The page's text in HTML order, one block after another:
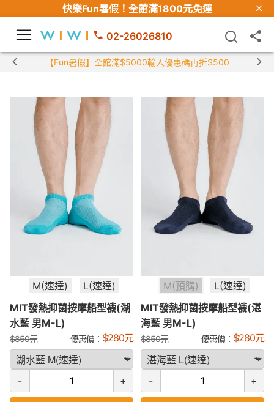
快樂Fun暑假！ 全館滿1800元免運
02-26026810
【Fun暑假】全館滿$5000輸入優惠碼再折$500
M(速達)
L(速達)
MIT發熱抑菌按摩船型襪(湖
水藍 男M-L)
$850元 優惠價： $280元
- +
M(預購)
L(速達)
MIT發熱抑菌按摩船型襪(湛
海藍 男M-L)
$850元 優惠價： $280元
- +